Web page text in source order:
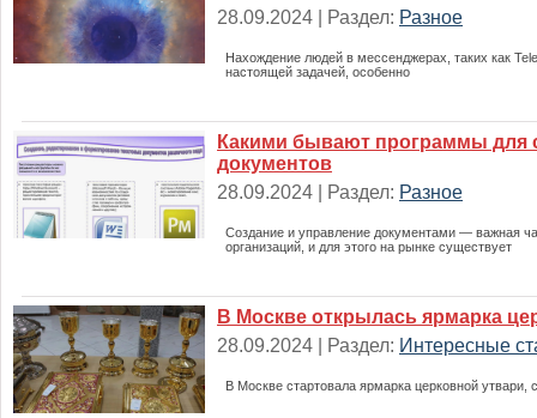
28.09.2024 | Раздел: Разное
Нахождение людей в мессенджерах, таких как
настоящей задачей, особенно
Какими бывают программы для
документов
28.09.2024 | Раздел: Разное
Создание и управление документами — важная
организаций, и для этого на рынке существует
В Москве открылась ярмарка
28.09.2024 | Раздел: Интересные
В Москве стартовала ярмарка церковной